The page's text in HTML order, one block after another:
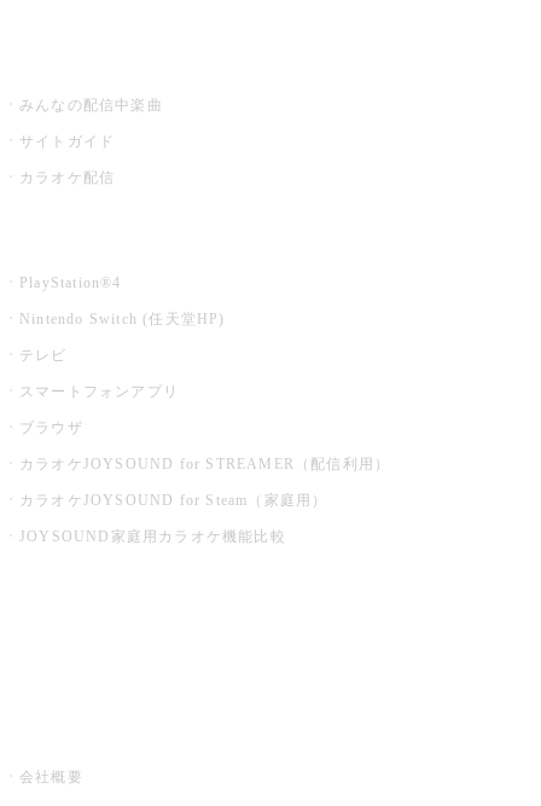
みんなの配信中楽曲
サイトガイド
カラオケ配信
PlayStation®4
Nintendo Switch (任天堂HP)
テレビ
スマートフォンアプリ
ブラウザ
カラオケJOYSOUND for STREAMER（配信利用）
カラオケJOYSOUND for Steam（家庭用）
JOYSOUND家庭用カラオケ機能比較
会社概要